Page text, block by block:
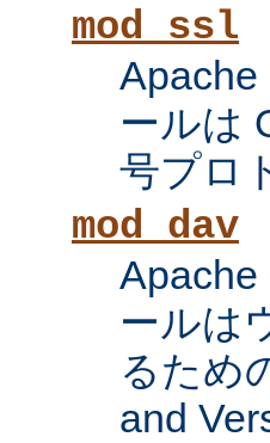
mod_ssl
ールは
号プロ
mod_dav
ールは
るため
and